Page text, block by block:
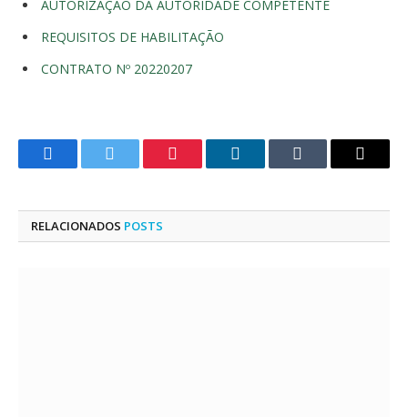
AUTORIZAÇÃO DA AUTORIDADE COMPETENTE
REQUISITOS DE HABILITAÇÃO
CONTRATO Nº 20220207
FacebookTwitter Pinterest LinkedInTumblr
E-
RELACIONADOS POSTS